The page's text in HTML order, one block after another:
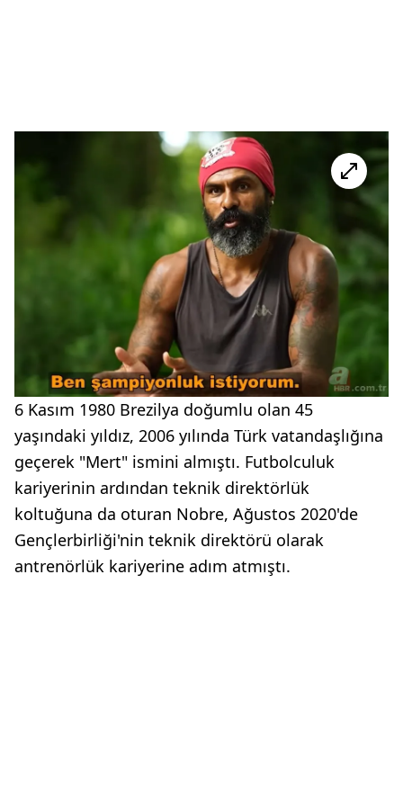
6 Kasım 1980 Brezilya doğumlu olan 45
yaşındaki yıldız, 2006 yılında Türk vatandaşlığına
geçerek "Mert" ismini almıştı. Futbolculuk
kariyerinin ardından teknik direktörlük
koltuğuna da oturan Nobre, Ağustos 2020'de
Gençlerbirliği'nin teknik direktörü olarak
antrenörlük kariyerine adım atmıştı.